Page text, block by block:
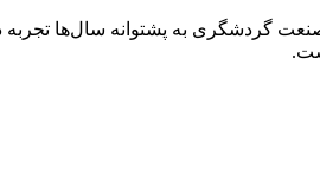
به پشتوانه سال‌ها تجربه